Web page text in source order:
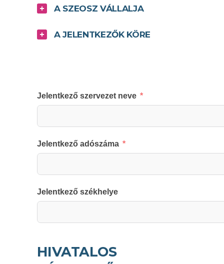
A SZEOSZ VÁLLALJA
A JELENTKEZŐK KÖRE
Jelentkező szervezet neve
Jelentkező adószáma
Jelentkező székhelye
HIVATALOS